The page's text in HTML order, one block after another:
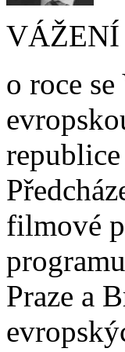
o roce
filmové
Praze a